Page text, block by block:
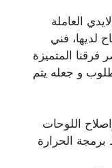
العاملة
لديها، فني
المتميزة
و جعله يتم
اللوحات
برمجة الحرارة